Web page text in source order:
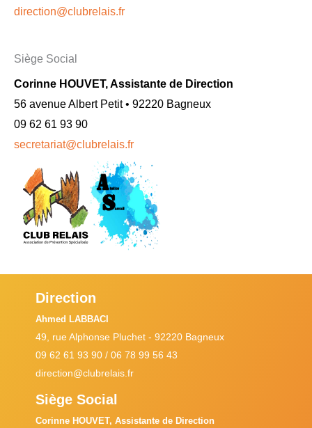
direction@clubrelais.fr
Siège Social
Corinne HOUVET, Assistante de Direction
56 avenue Albert Petit • 92220 Bagneux
09 62 61 93 90
secretariat@clubrelais.fr
Direction
Ahmed LABBACI
49, rue Alphonse Pluchet - 92220 Bagneux
09 62 61 93 90 / 06 78 99 56 43
direction@clubrelais.fr
Siège Social
Corinne HOUVET, Assistante de Direction